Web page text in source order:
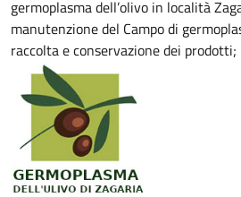
germoplasma dell’olivo in località
manutenzione del Campo di
raccolta e conservazione dei prodotti;